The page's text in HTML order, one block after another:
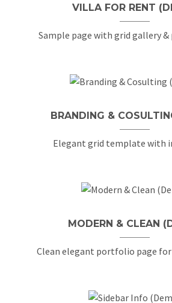
VILLA FOR RENT
Sample page with grid gallery
BRANDING &
Elegant grid template with
MODERN & CLEAN
Clean elegant portfolio page